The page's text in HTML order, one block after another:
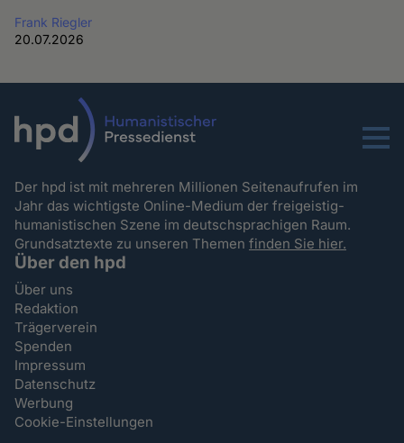
Frank Riegler
20.07.2026
Menu
Der hpd ist mit mehreren Millionen Seitenaufrufen im
Jahr das wichtigste Online-Medium der freigeistig-
humanistischen Szene im deutschsprachigen Raum.
Grundsatztexte zu unseren Themenfinden Sie hier.
Über den hpd
Über uns
Redaktion
Trägerverein
Spenden
Impressum
Datenschutz
Werbung
Cookie-Einstellungen